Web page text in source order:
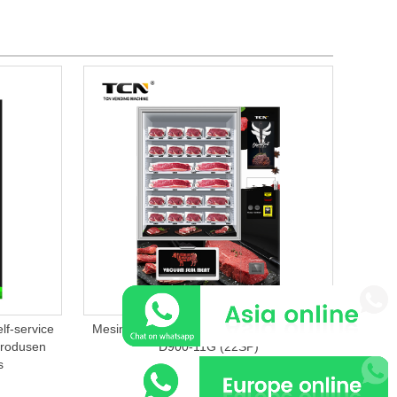
service
Mesin Penjual Daging Segel Vakum TCN-
D900-11G (22SP)